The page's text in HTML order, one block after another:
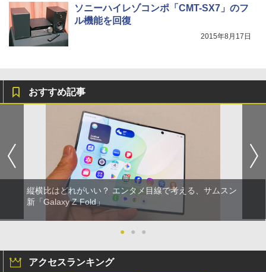
ソニーハイレゾコンポ「CMT-SX7」のフ
ル機能を回復
2015年8月17日
おすすめ記事
縦横比はどれがいい？ エンタメ目線で考える、サムスン
新「Galaxy Z Fold」
● ● ●
アクセスランキング